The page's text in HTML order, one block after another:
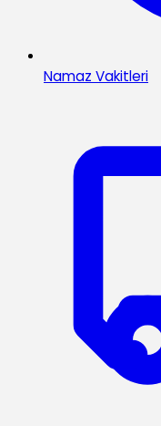
Namaz Vakitleri